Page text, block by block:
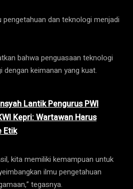
pengetahuan dan teknologi menjadi
bahwa penguasaan teknologi
dengan keimanan yang kuat.
Lantik Pengurus PWI
Kepri: Wartawan Harus
Etik
kita memiliki kemampuan untuk
ilmu pengetahuan
tegasnya.